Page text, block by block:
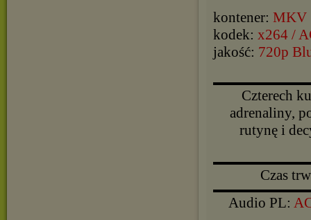
kontener: MKV
kodek: x264 /
jakość: 720p
Czterech
adrenaliny,
rutynę i
Czas
Audio PL: